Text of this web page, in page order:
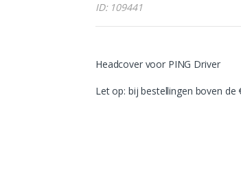
ID: 109441
Headcover voor PING Driver
Let op: bij bestellingen boven de